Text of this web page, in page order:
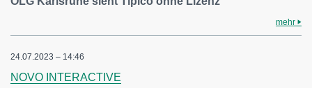
mehr
24.07.2023 – 14:46
NOVO INTERACTIVE